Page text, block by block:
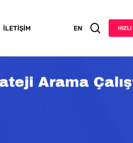
İLETIŞIM EN search
HIZLI
Arama